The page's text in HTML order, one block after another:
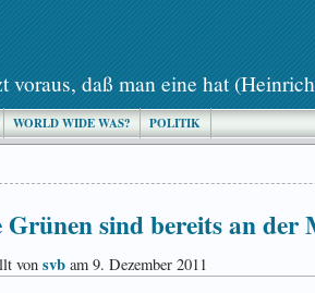
voraus, daß man eine hat
WORLD WIDE WAS? POLITIK
Grünen sind bereits an der
von svb am 9. Dezember 2011